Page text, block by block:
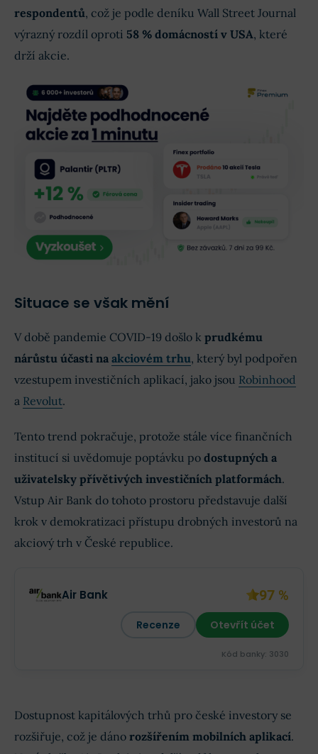
respondentů, což je podle deníku Wall Street Journal
výrazný rozdíl oproti 58 % domácností v USA, které
drží akcie.
Situace se však mění
V době pandemie COVID-19 došlo k prudkému
nárůstu účasti na akciovém trhu, který byl podpořen
vzestupem investičních aplikací, jako jsou Robinhood
a Revolut.
Tento trend pokračuje, protože stále více finančních
institucí si uvědomuje poptávku po dostupných a
uživatelsky přívětivých investičních platformách.
Vstup Air Bank do tohoto prostoru představuje další
krok v demokratizaci přístupu drobných investorů na
akciový trh v České republice.
Air Bank 97 %
Recenze Otevřít účet
Kód banky: 3030
Dostupnost kapitálových trhů pro české investory se
rozšiřuje, což je dáno rozšířením mobilních aplikací.